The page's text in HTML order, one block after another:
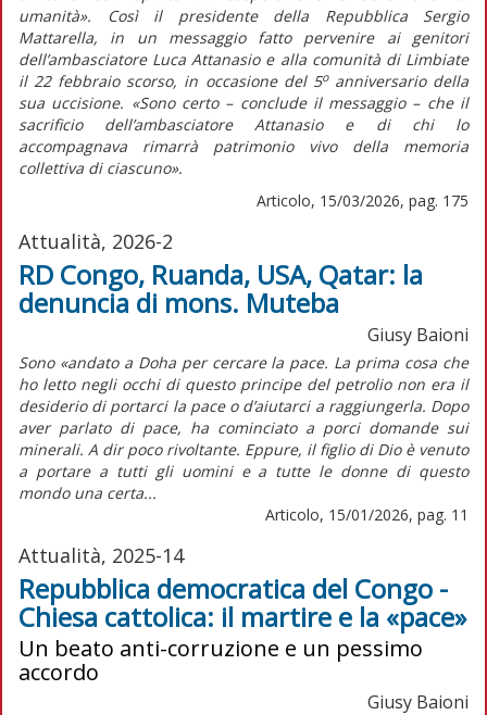
umanità». Così il presidente della Repubblica Sergio
Mattarella, in un messaggio fatto pervenire ai genitori
dell’ambasciatore Luca Attanasio e alla comunità di Limbiate
il 22 febbraio scorso, in occasione del 5oanniversario della
sua uccisione. «Sono certo – conclude il messaggio – che il
sacrificio dell’ambasciatore Attanasio e di chi lo
accompagnava rimarrà patrimonio vivo della memoria
collettiva di ciascuno».
Articolo, 15/03/2026, pag. 175
Attualità, 2026-2
RD Congo, Ruanda, USA, Qatar: la
denuncia di mons. Muteba
Giusy Baioni
Sono «andato a Doha per cercare la pace. La prima cosa che
ho letto negli occhi di questo principe del petrolio non era il
desiderio di portarci la pace o d’aiutarci a raggiungerla. Dopo
aver parlato di pace, ha cominciato a porci domande sui
minerali. A dir poco rivoltante. Eppure, il figlio di Dio è venuto
a portare a tutti gli uomini e a tutte le donne di questo
mondo una certa...
Articolo, 15/01/2026, pag. 11
Attualità, 2025-14
Repubblica democratica del Congo -
Chiesa cattolica: il martire e la «pace»
Un beato anti-corruzione e un pessimo
accordo
Giusy Baioni